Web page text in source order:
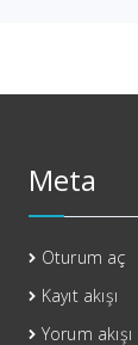
Meta
Oturum aç
Kayıt akışı
Yorum akışı